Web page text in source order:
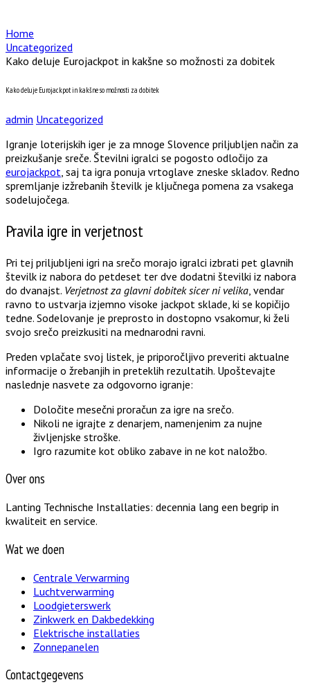
Home
Uncategorized
Kako deluje Eurojackpot in kakšne so možnosti za dobitek
Kako deluje Eurojackpot in kakšne so možnosti za dobitek
admin Uncategorized
Igranje loterijskih iger je za mnoge Slovence priljubljen način za
preizkušanje sreče. Številni igralci se pogosto odločijo za
eurojackpot , saj ta igra ponuja vrtoglave zneske skladov. Redno
spremljanje izžrebanih številk je ključnega pomena za vsakega
sodelujočega.
Pravila igre in verjetnost
Pri tej priljubljeni igri na srečo morajo igralci izbrati pet glavnih
številk iz nabora do petdeset ter dve dodatni številki iz nabora
do dvanajst. Verjetnost za glavni dobitek sicer ni velika , vendar
ravno to ustvarja izjemno visoke jackpot sklade, ki se kopičijo
tedne. Sodelovanje je preprosto in dostopno vsakomur, ki želi
svojo srečo preizkusiti na mednarodni ravni.
Preden vplačate svoj listek, je priporočljivo preveriti aktualne
informacije o žrebanjih in preteklih rezultatih. Upoštevajte
naslednje nasvete za odgovorno igranje:
Določite mesečni proračun za igre na srečo.
Nikoli ne igrajte z denarjem, namenjenim za nujne
življenjske stroške.
Igro razumite kot obliko zabave in ne kot naložbo.
Over ons
Lanting Technische Installaties: decennia lang een begrip in
kwaliteit en service.
Wat we doen
Centrale Verwarming
Luchtverwarming
Loodgieterswerk
Zinkwerk en Dakbedekking
Elektrische installaties
Zonnepanelen
Contactgegevens